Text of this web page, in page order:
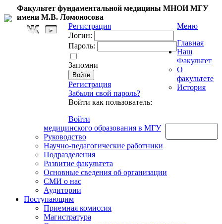
Факультет фундаментальной медицины МНОИ МГУ
имени М.В. Ломоносова
Регистрация
Логин:
Пароль:
Запомни
Регистрация
Забыли свой пароль?
Войти как пользователь:
Войти
Меню
Главная
Наш
Факультет
О
факультете
История
медицинского образования в МГУ
Руководство
Научно-педагогические работники
Подразделения
Развитие факультета
Основные сведения об организации
СМИ о нас
Аудитории
Поступающим
Приемная комиссия
Магистратура